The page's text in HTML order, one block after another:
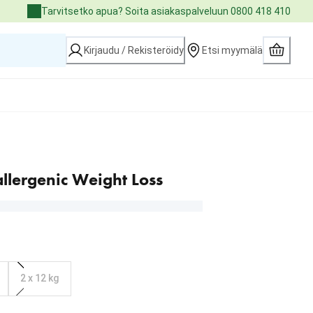
Tarvitsetko apua? Soita asiakaspalveluun 0800 418 410
Kirjaudu / Rekisteröidy Etsi myymälä
Weight Loss
2 x 12 kg